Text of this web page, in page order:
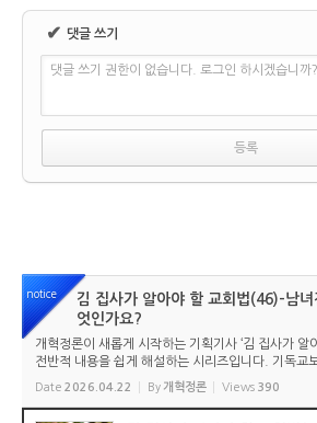
✔ 댓글 쓰기
댓글 쓰기 권한이 없습니다. 로그인 하시겠습니까?
notice
김 집사가 알아야 할 교회법(46)-남
엇인가요?
개혁정론이 새롭게 시작하는 기획기사 ‘김 집사가 알
전반적 내용을 쉽게 해설하는 시리즈입니다. 기독교
로서 여기에 싣는 것은 기독교보의 허락을 받았습니
Date 2026.04.22 By 개혁정론 Views 390